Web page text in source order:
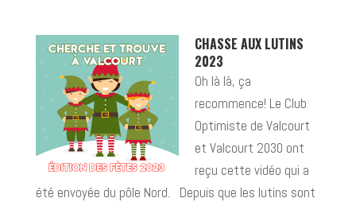
CHASSE AUX LUTINS
2023
Oh là là, ça
recommence! Le Club
Optimiste de Valcourt
et Valcourt 2030 ont
reçu cette vidéo qui a
été envoyée du pôle Nord. Depuis que les lutins sont